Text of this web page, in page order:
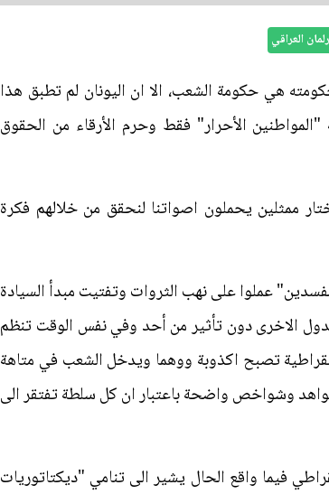
العراقي
هي حكومة الشعب، الا ان اليونان لم تطبق هذا
الأحرار" فقط وحرم الأرقاء من الحقوق
ممثلين يحملون اصواتنا لنحقق من خلالهم فكرة
عملوا على نهب الثروات وتفتيت مبدأ السيادة
الاخرى دون تأثير من أحد وفي نفس الوقت تنظم
تصبح اكذوبة ووهما ويدخل الشعب في متاهة
وشواخص واضحة باعتبار ان كل سلطة تفتقر الى
فيما واقع الحال يشير الى تنامي "ديكتاتوريات